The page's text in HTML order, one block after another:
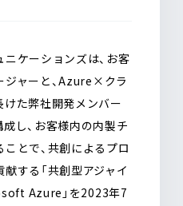
ケーションズは、お客
ジャーと、Azure×クラ
た弊社開発メンバー
し、お客様内の内製チ
とで、共創によるプロ
する「共創型アジャイ
Azure」を2023年7